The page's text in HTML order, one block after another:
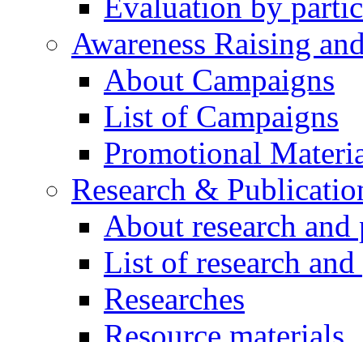
Awareness Raising
About Campaigns
List of Campaigns
Promotional
Research &
About research
List of research
Researches
Resource materials